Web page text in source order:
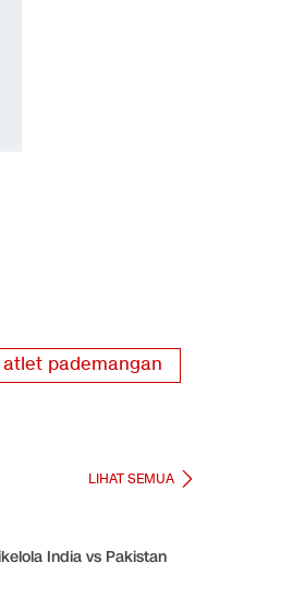
pademangan
LIHAT SEMUA
India vs Pakistan